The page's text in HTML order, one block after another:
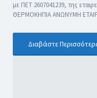
με ΠΕΤ 2607041239, της
ΘΕΡΜΟΚΗΠΙΑ ΑΝΩΝΥΜΗ
Διαβάστε